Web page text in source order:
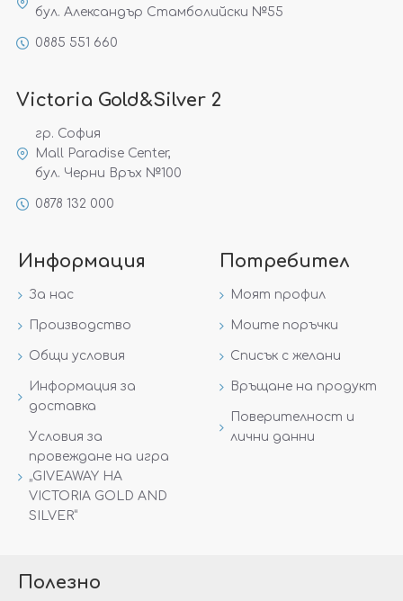
бул. Александър Стамболийски №55
0885 551 660
Victoria Gold&Silver 2
гр. София
Mall Paradise Center,
бул. Черни Връх №100
0878 132 000
Информация
За нас
Производство
Общи условия
Информация за
доставка
Условия за
провеждане на игра
„GIVEAWAY НА
VICTORIA GOLD AND
SILVER“
Потребител
Моят профил
Моите поръчки
Списък с желани
Връщане на продукт
Поверителност и
лични данни
Полезно